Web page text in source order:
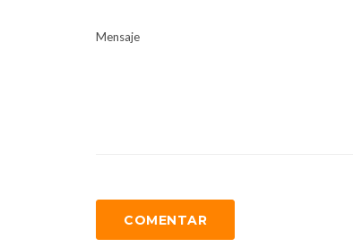
Mensaje
COMENTAR